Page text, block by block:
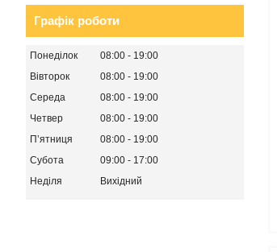
Графік роботи
Понеділок 08:00
19:00
Вівторок
08:00
19:00
Середа
08:00
19:00
Четвер
08:00
19:00
Пʼятниця
08:00
19:00
Субота
09:00
17:00
Неділя
Вихідний